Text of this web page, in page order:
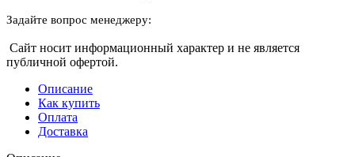
Задайте вопрос менеджеру:
Сайт носит информационный характер и не является
публичной офертой.
Описание
Как купить
Оплата
Доставка